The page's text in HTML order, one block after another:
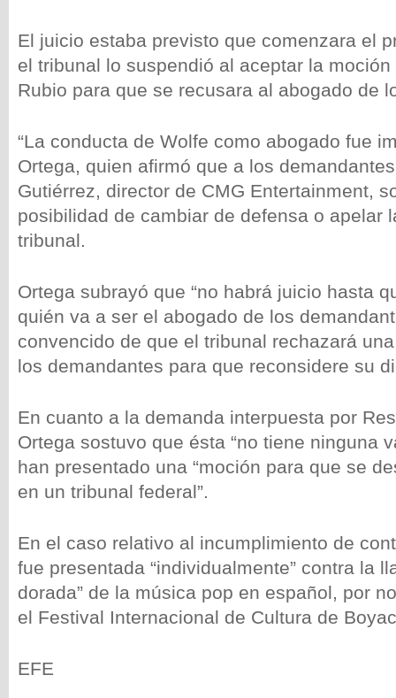
El juicio estaba previsto que comenzara el
el tribunal lo suspendió al aceptar la
Rubio para que se recusara al abogado de
“La conducta de Wolfe como abogado fue
Ortega, quien afirmó que a los
Gutiérrez, director de CMG Entertainment,
posibilidad de cambiar de defensa o apelar
tribunal.
Ortega subrayó que “no habrá juicio hasta
quién va a ser el abogado de los
convencido de que el tribunal rechazará
los demandantes para que reconsidere su
En cuanto a la demanda interpuesta por
Ortega sostuvo que ésta “no tiene ninguna
han presentado una “moción para que se
en un tribunal federal”.
En el caso relativo al incumplimiento de
fue presentada “individualmente” contra la
dorada” de la música pop en español, por
el Festival Internacional de Cultura de
EFE